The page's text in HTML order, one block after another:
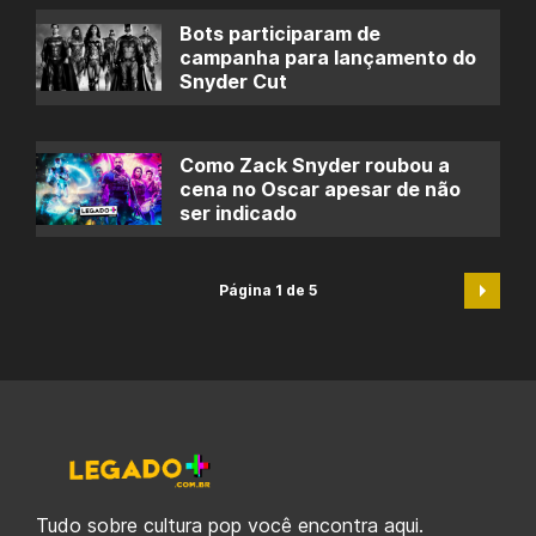
Bots participaram de
campanha para lançamento do
Snyder Cut
Como Zack Snyder roubou a
cena no Oscar apesar de não
ser indicado
Página 1 de 5
Tudo sobre cultura pop você encontra aqui.